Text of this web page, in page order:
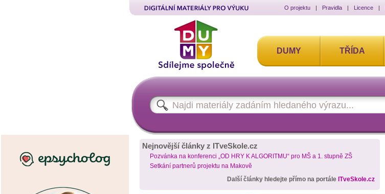
O projektu | Pravidla | Licence |
DUMY TŘÍDA
Nejnovější články z ITveSkole.cz
Pozvánka na konferenci „OD HRY K ALGORITMU“ pro MŠ a 1. stupně ZŠ
Setkání partnerů projektu na Makově
Další články hledejte přímo na portále ITveSkole.cz